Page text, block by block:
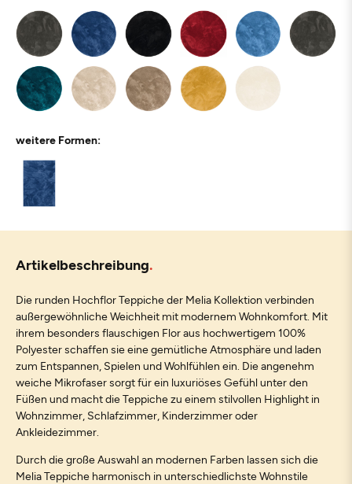
weitere Formen:
Artikelbeschreibung
Die runden Hochflor Teppiche der Melia Kollektion verbinden
außergewöhnliche Weichheit mit modernem Wohnkomfort. Mit
ihrem besonders flauschigen Flor aus hochwertigem 100%
Polyester schaffen sie eine gemütliche Atmosphäre und laden
zum Entspannen, Spielen und Wohlfühlen ein. Die angenehm
weiche Mikrofaser sorgt für ein luxuriöses Gefühl unter den
Füßen und macht die Teppiche zu einem stilvollen Highlight in
Wohnzimmer, Schlafzimmer, Kinderzimmer oder
Ankleidezimmer.
Durch die große Auswahl an modernen Farben lassen sich die
Melia Teppiche harmonisch in unterschiedlichste Wohnstile